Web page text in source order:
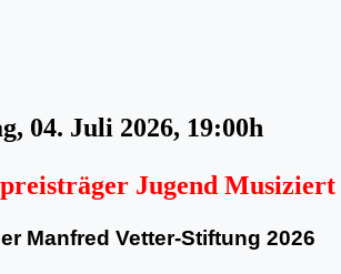
04. Juli 2026, 19:00h
Jugend Musiziert
Manfred Vetter-Stiftung 2026